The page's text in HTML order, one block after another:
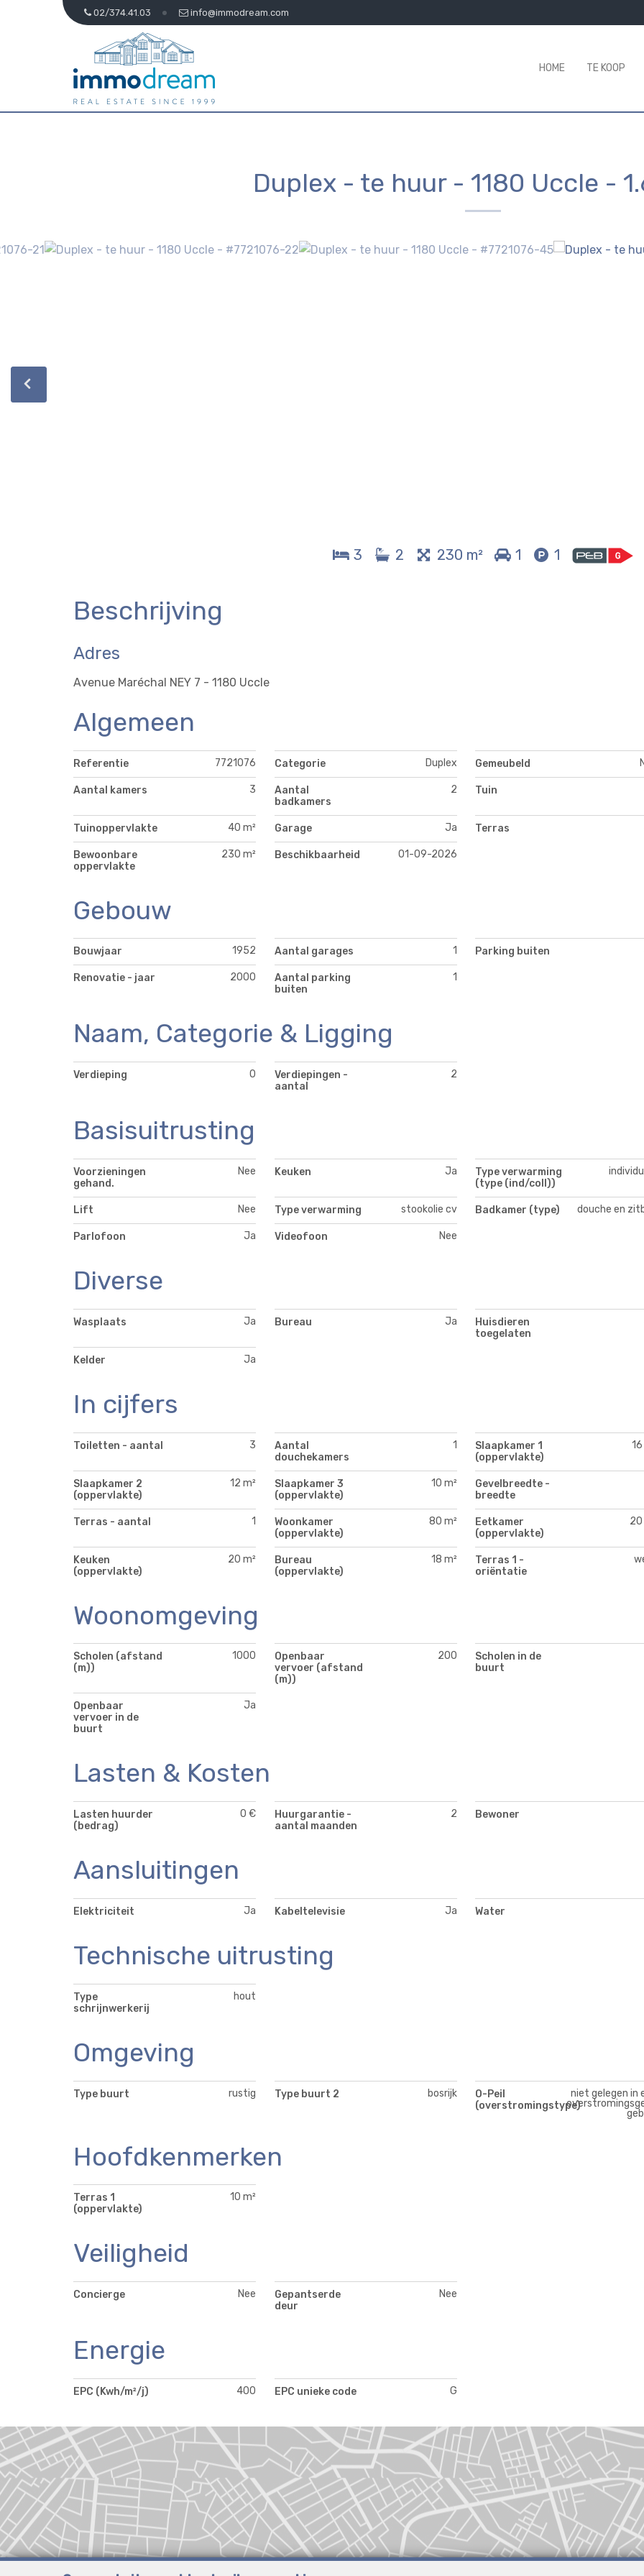
02/374.41.03 info@immodream.com
HOME TE KOOP
Duplex - te huur - 1180 Uccle -
3 2 230 m² 1 1
Beschrijving
Adres
Avenue Maréchal NEY 7 - 1180 Uccle
Algemeen
Referentie 7721076 Categorie Duplex Gemeubeld
Aantal kamers 3
Aantal
badkamers
2 Tuin
Tuinoppervlakte 40 m² Garage Ja Terras
Bewoonbare
oppervlakte
230 m² Beschikbaarheid 01-09-2026
Gebouw
Bouwjaar 1952 Aantal garages 1 Parking buiten
Renovatie - jaar 2000
Aantal parking
buiten
1
Naam, Categorie & Ligging
Verdieping 0
Verdiepingen -
aantal
2
Basisuitrusting
Voorzieningen
gehand.
Nee Keuken Ja
Type verwarming
(type (ind/coll))
Lift Nee Type verwarming stookolie cv Badkamer (type) douche en
Parlofoon Ja Videofoon Nee
Diverse
Wasplaats Ja Bureau Ja
Huisdieren
toegelaten
Kelder Ja
In cijfers
Toiletten - aantal 3
Aantal
douchekamers
1
Slaapkamer 1
(oppervlakte)
16
Slaapkamer 2
(oppervlakte)
12 m²
Slaapkamer 3
(oppervlakte)
10 m²
Gevelbreedte -
breedte
Terras - aantal 1
Woonkamer
(oppervlakte)
80 m²
Eetkamer
(oppervlakte)
20
Keuken
(oppervlakte)
20 m²
Bureau
(oppervlakte)
18 m²
Terras 1 -
oriëntatie
Woonomgeving
Scholen (afstand
(m))
1000
Openbaar
vervoer (afstand
(m))
200
Scholen in de
buurt
Openbaar
vervoer in de
buurt
Ja
Lasten & Kosten
Lasten huurder
(bedrag)
0 €
Huurgarantie -
aantal maanden
2 Bewoner
Aansluitingen
Elektriciteit Ja Kabeltelevisie Ja Water
Technische uitrusting
Type
schrijnwerkerij
hout
Omgeving
Type buurt rustig Type buurt 2 bosrijk
O-Peil
(overstromingstype)
niet gelegen in
Hoofdkenmerken
Terras 1
(oppervlakte)
10 m²
Veiligheid
Concierge Nee
Gepantserde
deur
Nee
Energie
EPC (Kwh/m²/j) 400 EPC unieke code G